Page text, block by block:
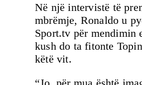
Në një intervistë të
mbrëmje, Ronaldo u
Sport.tv për mendimin
kush do ta fitonte
këtë vit.